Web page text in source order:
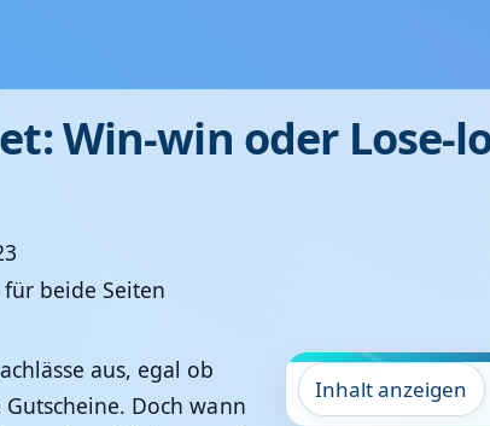
Win-win oder Lose-
Inhalt anzeigen
aus, egal ob
Doch wann